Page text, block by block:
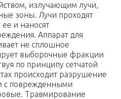
излучающим лучи,
зоны. Лучи проходят
и наносят
Аппарат для
не сплошное
выборочные фракции
по принципу сетчатой
происходит разрушение
с поврежденными
Травмирование